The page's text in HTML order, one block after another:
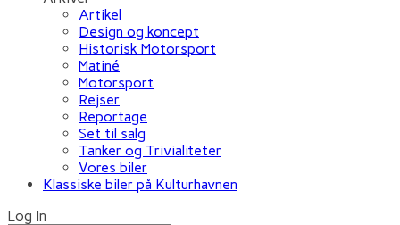
Artikel
Design og koncept
Historisk Motorsport
Matiné
Motorsport
Rejser
Reportage
Set til salg
Tanker og Trivialiteter
Vores biler
Klassiske biler på Kulturhavnen
Log In